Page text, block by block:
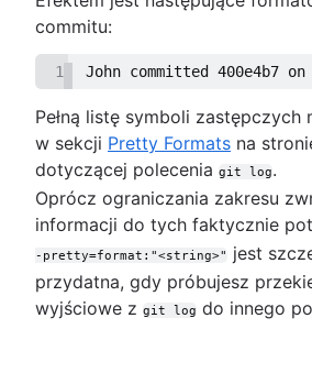
commitu:
1 John committed 400e4b7
Pełną listę symboli zastępczych
w sekcji Pretty Formats na
dotyczącej polecenia git log.
Oprócz ograniczania zakresu
informacji do tych faktycznie
-pretty=format:"<string>" jest
przydatna, gdy próbujesz
wyjściowe z git log do innego